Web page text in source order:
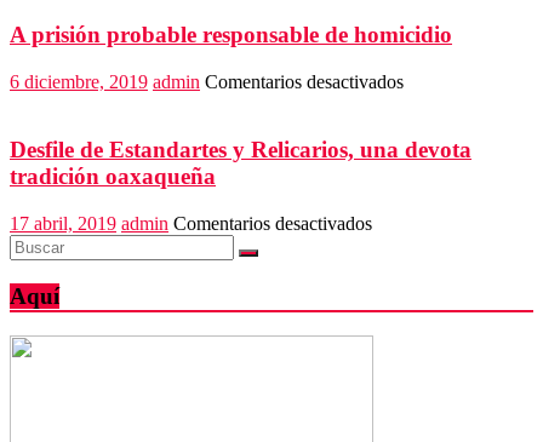
en
Oaxaca
frenar
feminicidios
A prisión probable responsable de homicidio
6 diciembre, 2019 admin Comentarios desactivadosen
probable
Desfile de Estandartes y Relicarios, una devota
tradición oaxaqueña
17 abril, 2019 admin Comentarios desactivadosen
y
Relicarios,
Aquí